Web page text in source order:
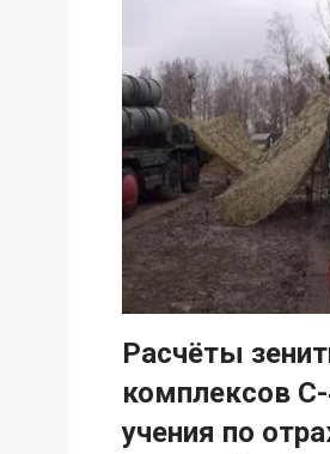
Расчёты
комплексов
учения по